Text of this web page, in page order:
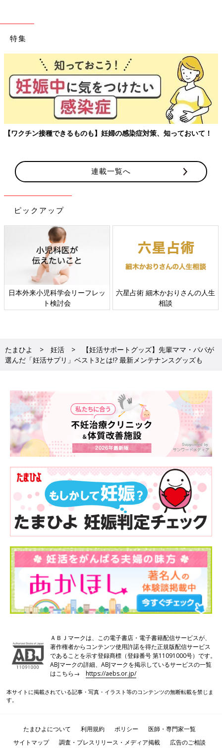
特集
【ワクチン接種できるものも】妊婦の感染症対策、知っておいて！
連載一覧へ
ピックアップ
日本外来小児科学会リーフレッ
ト検討会
六星占術 細木かおりさんの人生
相談
たまひよ 妊活
【妊活サポートグッズ】先輩ママ・パパが
選んだ「妊活サプリ」ベスト3とは!? 最新メンテナンスグッズも
ＡＢＪマークは、この電子書店・電子書籍配信サービスが、
著作権者からコンテンツ使用許諾を得た正規版配信サービス
であることを示す登録商標（登録番号 第11091000号）です。
ABJマークの詳細、ABJマークを掲示しているサービスの一覧
はこちら→https://aebs.or.jp/
本サイトに掲載されている記事・写真・イラスト等のコンテンツの無断転載を禁じま
す。
たまひよについて 利用規約 ポリシー
医師・専門家一覧
サイトマップ
調査・プレスリリース・メディア掲載 広告のご相談